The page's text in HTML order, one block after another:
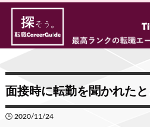
面接時に転勤を聞かれた
🕒 2020/11/24